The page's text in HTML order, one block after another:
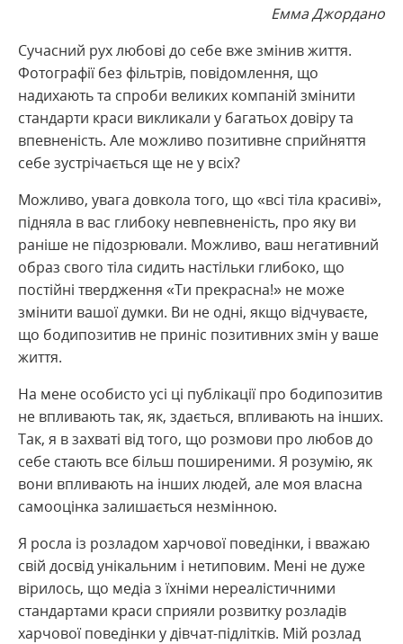
Емма Джордано
Сучасний рух любові до себе вже змінив життя.
Фотографії без фільтрів, повідомлення, що
надихають та спроби великих компаній змінити
стандарти краси викликали у багатьох довіру та
впевненість. Але можливо позитивне сприйняття
себе зустрічається ще не у всіх?
Можливо, увага довкола того, що «всі тіла красиві»,
підняла в вас глибоку невпевненість, про яку ви
раніше не підозрювали. Можливо, ваш негативний
образ свого тіла сидить настільки глибоко, що
постійні твердження «Ти прекрасна!» не може
змінити вашої думки. Ви не одні, якщо відчуваєте,
що бодипозитив не приніс позитивних змін у ваше
життя.
На мене особисто усі ці публікації про бодипозитив
не впливають так, як, здається, впливають на інших.
Так, я в захваті від того, що розмови про любов до
себе стають все більш поширеними. Я розумію, як
вони впливають на інших людей, але моя власна
самооцінка залишається незмінною.
Я росла із розладом харчової поведінки, і вважаю
свій досвід унікальним і нетиповим. Мені не дуже
вірилось, що медіа з їхніми нереалістичними
стандартами краси сприяли розвитку розладів
харчової поведінки у дівчат-підлітків. Мій розлад